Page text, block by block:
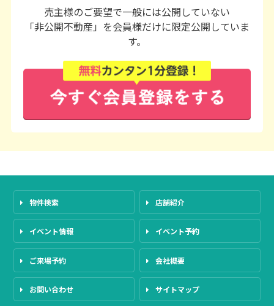
売主様のご要望で一般には公開していない
「非公開不動産」を会員様だけに限定公開していま
す。
物件検索 店舗紹介
イベント情報 イベント予約
ご来場予約 会社概要
お問い合わせ サイトマップ